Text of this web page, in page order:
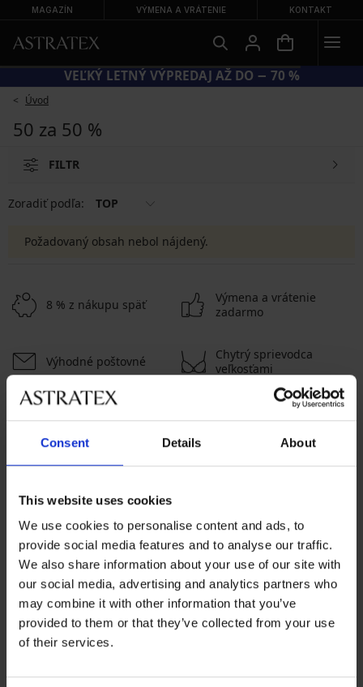
Consent Details About
This website uses cookies
We use cookies to personalise content and ads, to
provide social media features and to analyse our traffic.
We also share information about your use of our site with
our social media, advertising and analytics partners who
may combine it with other information that you’ve
provided to them or that they’ve collected from your use
of their services.
MAGAZÍN VÝMENA A VRÁTENIE KONTAKT
VEĽKÝ LETNÝ VÝPREDAJ AŽ DO − 70 %
Úvod
50 za 50 %
FILTR
Zoradiť podľa: TOP
Požadovaný obsah nebol nájdený.
8 % z nákupu späť
Výmena a vrátenie
zadarmo
Výhodné poštovné
Chytrý sprievodca
veľkosťami
Zákaznícka podpora
Počas pracovných dní od 8:00 do 17:00
info@astratex.sk
Newsletter
Prihláste sa do newsletteru a získajtenajhorúcejšie
novinky
CHCEM ODOBERAŤ